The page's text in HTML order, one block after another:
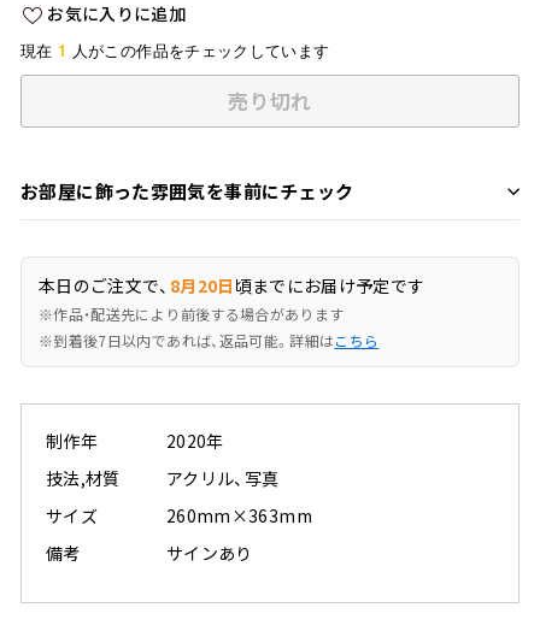
格 お気に入りに追加
現在 1 人がこの作品をチェックしています
売り切れ
お部屋に飾った雰囲気を事前にチェック
本日のご注文で、 8月20日 頃までにお届け予定です
※作品・配送先により前後する場合があります
※到着後7日以内であれば、返品可能。詳細はこちら
制作年
2020年
技法,材質
アクリル、写真
サイズ
260mm×363mm
備考
サインあり